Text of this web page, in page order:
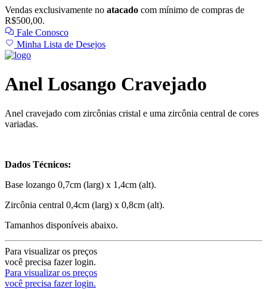
Vendas exclusivamente no atacado com mínimo de compras de
R$500,00.
Fale Conosco
Minha Lista de Desejos
Anel Losango Cravejado
Anel cravejado com zircônias cristal e uma zircônia central de cores
variadas.
Dados Técnicos:
Base lozango 0,7cm (larg) x 1,4cm (alt).
Zircônia central 0,4cm (larg) x 0,8cm (alt).
Tamanhos disponíveis abaixo.
Para visualizar os preços
você precisa fazer login.
Para visualizar os preços
você precisa fazer login.